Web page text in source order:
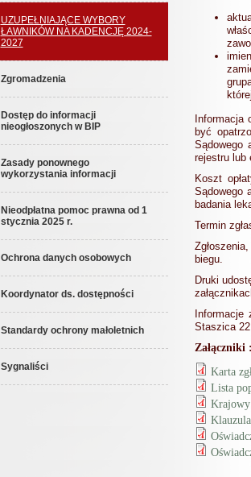
UZUPEŁNIAJĄCE WYBORY
ŁAWNIKÓW NA KADENCJĘ 2024-
2027
Zgromadzenia
Dostęp do informacji
nieogłoszonych w BIP
Zasady ponownego
wykorzystania informacji
Nieodpłatna pomoc prawna od 1
stycznia 2025 r.
Ochrona danych osobowych
Koordynator ds. dostępności
Standardy ochrony małoletnich
Sygnaliści
Informacja
być
Sądowego
rejestru lub
Koszt
Sądowego
badania
Termin
biegu.
Druki
Staszica
Załączniki :
Karta
Lista
Krajowy